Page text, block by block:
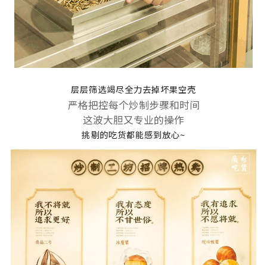
层层筛选竭尽全力去掉坏果空壳
严格把控每个炒制步骤和时间
这波大胆又专业的操作
挑剔的吃货都能感到放心~